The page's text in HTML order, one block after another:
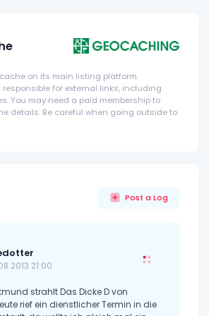
on its main listing platform.
responsible for external links, including
You may need a paid membership to
details. Be careful when going outside to
Post a Log
21:00
strahlt Das Dicke D von
rief ein dienstlicher Termin in die